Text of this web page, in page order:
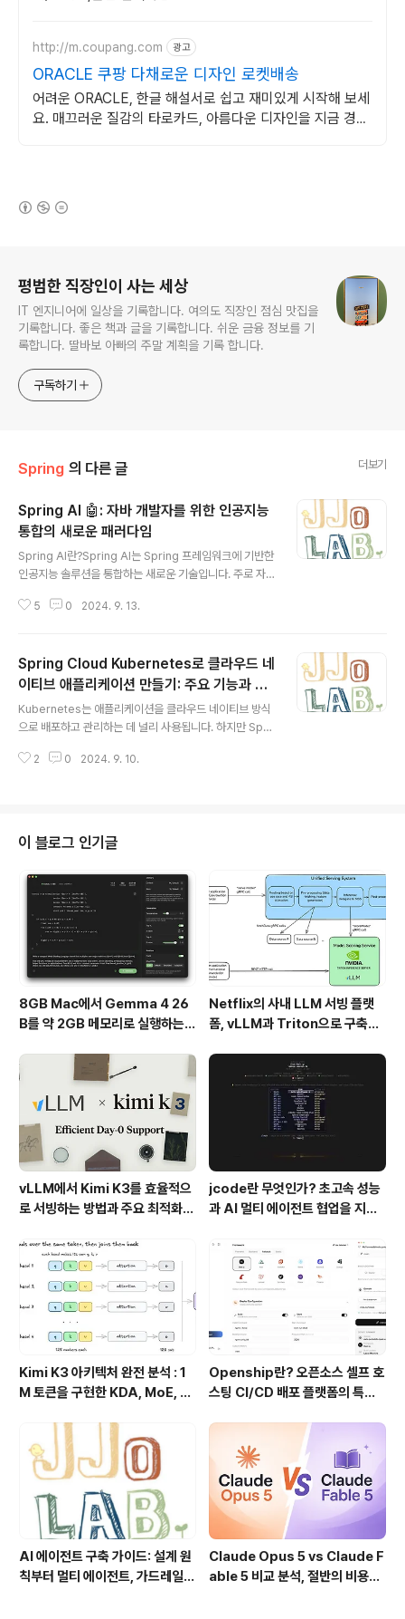
http://m.coupang.com 광고
ORACLE 쿠팡 다채로운 디자인 로켓배송
어려운 ORACLE, 한글 해설서로 쉽고 재미있게 시작해 보세
요. 매끄러운 질감의 타로카드, 아름다운 디자인을 지금 경험
평범한 직장인이 사는 세상
IT 엔지니어에 일상을 기록합니다. 여의도 직장인 점심 맛집을
기록합니다. 좋은 책과 글을 기록합니다. 쉬운 금융 정보를 기
록합니다. 딸바보 아빠의 주말 계획을 기록 합니다.
구독하기
Spring 의 다른 글 더보기
Spring AI 🤖: 자바 개발자를 위한 인공지능
통합의 새로운 패러다임
Spring AI란?Spring AI는 Spring 프레임워크에 기반한
인공지능 솔루션을 통합하는 새로운 기술입니다. 주로 자
같은 다른 기술 스택에 의존하지 않고도 강력한 AI 모델을
다.Spring AI는 기존의 RestTemplate, WebClient 등
과 같은 HTTP 클라이언트를 직접 사용하지 않고, 스프링
의 추상화를 통해 더 직관적이고 간편하게 AI 서비스를 호
출할 수 있게 해줍니다​​.Spring AI의 주요 특징 및 장점자
바 기반의 AI 통합: Python 기반의 AI 라이브러리 사용을
선호하지 않는 자바 개발..
5 0 2024. 9. 13.
Spring Cloud Kubernetes로 클라우드 네
이티브 애플리케이션 만들기: 주요 기능과 도
입 장점
Kubernetes는 애플리케이션을 클라우드 네이티브 방식
으로 배포하고 관리하는 데 널리 사용됩니다. 하지만 Spri
것은 추가적인 작업이 필요할 수 있습니다. 이 문제를 해결
서비스 디스커버리, 설정 관리, 로드 밸런싱 등 여러 클라우
드 네이티브 기능을 손쉽게 사용할 수 있게 해줍니다.이 글
에서는 Spring Cloud Kubernetes의 주요 기능과 이를
사용했을 때의 장점, 그리고 Gradle 기반 프로젝트로 주
요 기능들을 설명합니다.1..
2 0 2024. 9. 10.
이 블로그 인기글
8GB Mac에서 Gemma 4 26
B를 약 2GB 메모리로 실행하는 T
Netflix의 사내 LLM 서빙 플랫
폼, vLLM과 Triton으로 구축한
vLLM에서 Kimi K3를 효율적으
로 서빙하는 방법과 주요 최적화
jcode란 무엇인가? 초고속 성능
과 AI 멀티 에이전트 협업을 지원
Kimi K3 아키텍처 완전 분석 : 1
M 토큰을 구현한 KDA, MoE, Fl
핵심 기술
Openship란? 오픈소스 셀프 호
스팅 CI/CD 배포 플랫폼의 특징
AI 에이전트 구축 가이드: 설계 원
칙부터 멀티 에이전트, 가드레일까
Claude Opus 5 vs Claude F
able 5 비교 분석, 절반의 비용으